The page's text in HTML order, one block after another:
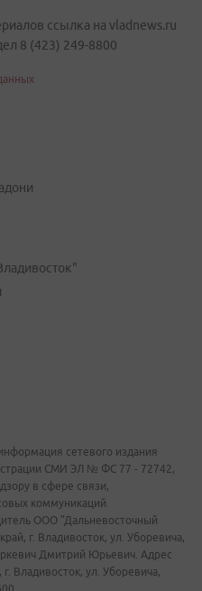
ссылка на vladnews.ru
8 (423) 249-8800
сетевого издания
СМИ ЭЛ № ФС 77 - 72742,
в сфере связи,
коммуникаций
ООО "Дальневосточный
г. Владивосток, ул. Уборевича,
Дмитрий Юрьевич. Адрес
Владивосток, ул. Уборевича,